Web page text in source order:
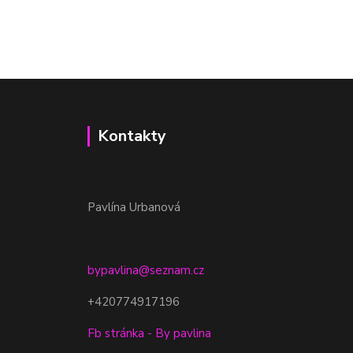
Kontakty
Pavlína Urbanová
bypavlina@seznam.cz
+420774917196
Fb stránka - By pavlina